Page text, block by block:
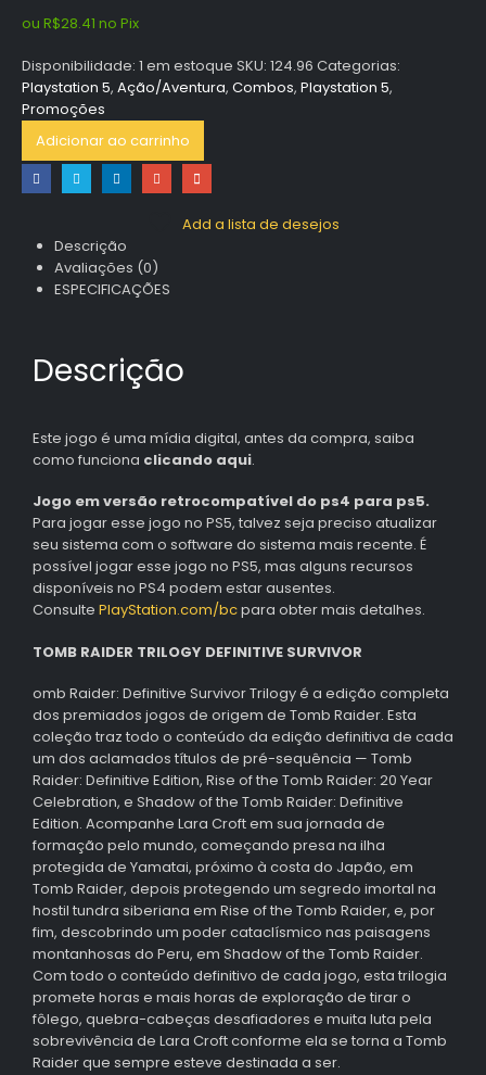
R$259.90.
ou R$28.41 no Pix
Disponibilidade: 1 em estoque SKU: 124.96 Categorias:
Playstation 5, Ação/Aventura, Combos, Playstation 5,
Promoções
Adicionar ao carrinho
Add a lista de desejos
Descrição
Avaliações (0)
ESPECIFICAÇÕES
Descrição
Este jogo é uma mídia digital, antes da compra, saiba
como funciona clicando aqui.
Jogo em versão retrocompatível do ps4 para ps5.
Para jogar esse jogo no PS5, talvez seja preciso atualizar
seu sistema com o software do sistema mais recente. É
possível jogar esse jogo no PS5, mas alguns recursos
disponíveis no PS4 podem estar ausentes.
Consulte PlayStation.com/bcpara obter mais detalhes.
TOMB RAIDER TRILOGY DEFINITIVE SURVIVOR
omb Raider: Definitive Survivor Trilogy é a edição completa
dos premiados jogos de origem de Tomb Raider. Esta
coleção traz todo o conteúdo da edição definitiva de cada
um dos aclamados títulos de pré-sequência — Tomb
Raider: Definitive Edition, Rise of the Tomb Raider: 20 Year
Celebration, e Shadow of the Tomb Raider: Definitive
Edition. Acompanhe Lara Croft em sua jornada de
formação pelo mundo, começando presa na ilha
protegida de Yamatai, próximo à costa do Japão, em
Tomb Raider, depois protegendo um segredo imortal na
hostil tundra siberiana em Rise of the Tomb Raider, e, por
fim, descobrindo um poder cataclísmico nas paisagens
montanhosas do Peru, em Shadow of the Tomb Raider.
Com todo o conteúdo definitivo de cada jogo, esta trilogia
promete horas e mais horas de exploração de tirar o
fôlego, quebra-cabeças desafiadores e muita luta pela
sobrevivência de Lara Croft conforme ela se torna a Tomb
Raider que sempre esteve destinada a ser.